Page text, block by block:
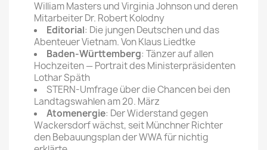
William Masters und Virginia Johnson und deren
Mitarbeiter Dr. Robert Kolodny
Editorial: Die jungen Deutschen und das
Abenteuer Vietnam. Von Klaus Liedtke
Baden-Württemberg: Tänzer auf allen
Hochzeiten — Portrait des Ministerpräsidenten
Lothar Späth
STERN-Umfrage über die Chancen bei den
Landtagswahlen am 20. März
Atomenergie: Der Widerstand gegen
Wackersdorf wächst, seit Münchner Richter
den Bebauungsplan der WWA für nichtig